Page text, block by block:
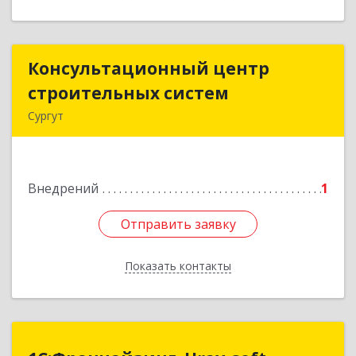
Консультационный центр
строительных систем
Сургут
Внедрений 1
Отправить заявку
Показать контакты
Консультационный центр
строительных систем
1С:Франчайзинг. Uray-soft